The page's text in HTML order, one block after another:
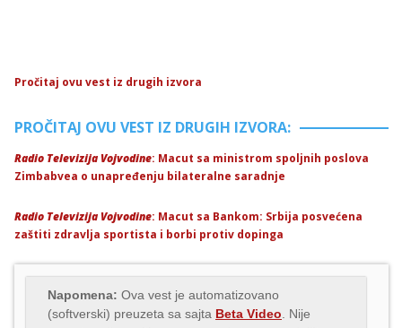
Pročitaj ovu vest iz drugih izvora
PROČITAJ OVU VEST IZ DRUGIH IZVORA:
Radio Televizija Vojvodine: Macut sa ministrom spoljnih poslova
Zimbabvea o unapređenju bilateralne saradnje
Radio Televizija Vojvodine: Macut sa Bankom: Srbija posvećena
zaštiti zdravlja sportista i borbi protiv dopinga
Napomena: Ova vest je automatizovano
(softverski) preuzeta sa sajta Beta Video . Nije